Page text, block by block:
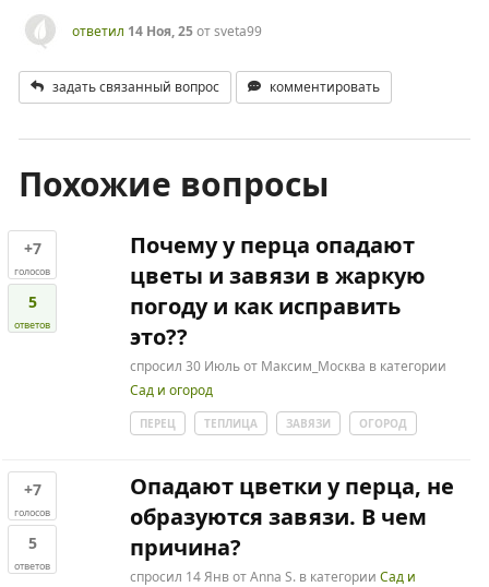
ответил 14 Ноя, 25отsveta99
задать связанный вопрос комментировать
Похожие вопросы
+7
голосов
5
ответов
Почему у перца опадают
цветы и завязи в жаркую
погоду и как исправить
это??
спросил 30 Июль от Максим_Москва в категории
Сад и огород
ПЕРЕЦ ТЕПЛИЦА ЗАВЯЗИ ОГОРОД
+7
голосов
5
ответов
Опадают цветки у перца, не
образуются завязи. В чем
причина?
спросил 14 Янв отAnna S. в категории Сад и